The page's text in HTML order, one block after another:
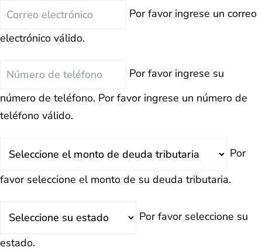
Correo
Por favor ingrese un correo
electrónico válido.
Teléfono
Por favor ingrese su
número de teléfono. Por favor ingrese un número de
teléfono válido.
Por
favor seleccione el monto de su deuda tributaria.
Por favor seleccione su
estado.